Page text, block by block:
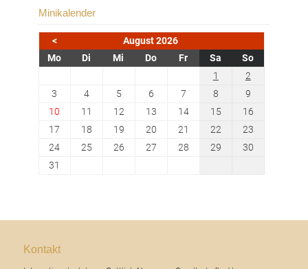
Minikalender
<
August 2026
Montag Dienstag
Mi ttwoch
Donnerstag
Freitag SamstagSonntag
1
2
3
4 5 6 7 8
9
10
11 12 13 14 15
16
17
18 19 20 21 22
23
24
25 26 27 28 29
30
31
Kontakt